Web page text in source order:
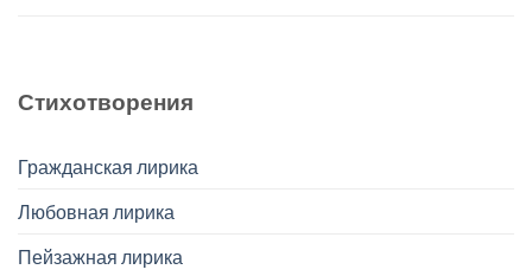
Стихотворения
Гражданская лирика
Любовная лирика
Пейзажная лирика